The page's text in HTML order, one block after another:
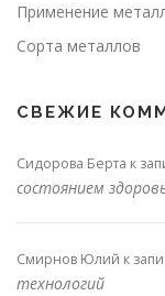
Применение
Сорта металлов
СВЕЖИЕ
Сидорова Берта к
состоянием
Смирнов Юлий к
технологий